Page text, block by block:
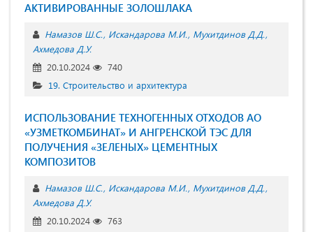
АКТИВИРОВАННЫЕ ЗОЛОШЛАКА
Намазов Ш.С. Искандарова М.И. Мухитдинов Д.Д.
Ахмедова Д.У.
20.10.2024
740
19. Строительство и архитектура
ИСПОЛЬЗОВАНИЕ ТЕХНОГЕННЫХ ОТХОДОВ АО
«УЗМЕТКОМБИНАТ» И АНГРЕНСКОЙ ТЭС ДЛЯ
ПОЛУЧЕНИЯ «ЗЕЛЕНЫХ» ЦЕМЕНТНЫХ
КОМПОЗИТОВ
Намазов Ш.С. Искандарова М.И. Мухитдинов Д.Д.
Ахмедова Д.У.
20.10.2024
763